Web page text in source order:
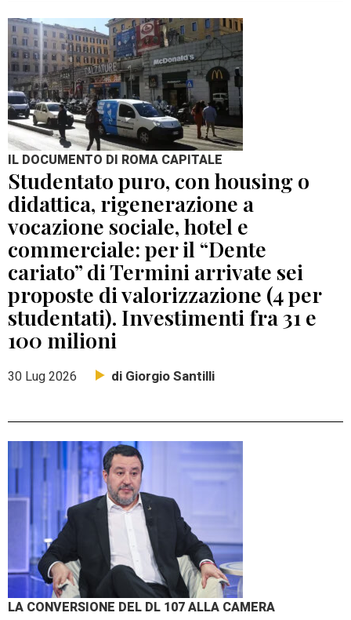
IL DOCUMENTO DI ROMA CAPITALE
Studentato puro, con housing o
didattica, rigenerazione a
vocazione sociale, hotel e
commerciale: per il “Dente
cariato” di Termini arrivate sei
proposte di valorizzazione (4 per
studentati). Investimenti fra 31 e
100 milioni
30 Lug 2026 di Giorgio Santilli
LA CONVERSIONE DEL DL 107 ALLA CAMERA